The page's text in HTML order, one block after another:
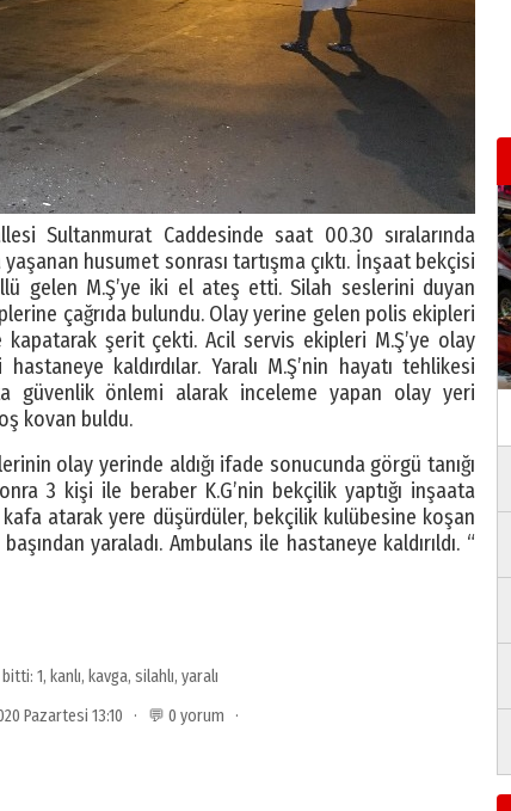
Sultanmurat Caddesinde saat 00.30 sıralarında
husumet sonrası tartışma çıktı. İnşaat bekçisi
gelen M.Ş’ye iki el ateş etti. Silah seslerini duyan
çağrıda bulundu. Olay yerine gelen polis ekipleri
kapatarak şerit çekti. Acil servis ekipleri M.Ş’ye olay
kaldırdılar. Yaralı M.Ş’nin hayatı tehlikesi
güvenlik önlemi alarak inceleme yapan olay yeri
kovan buldu.
olay yerinde aldığı ifade sonucunda görgü tanığı
3 kişi ile beraber K.G’nin bekçilik yaptığı inşaata
kafa atarak yere düşürdüler, bekçilik kulübesine koşan
yaraladı. Ambulans ile hastaneye kaldırıldı. “
bitti: 1, kanlı, kavga, silahlı, yaralı
Pazartesi 13:10 · 💬 0 yorum ·